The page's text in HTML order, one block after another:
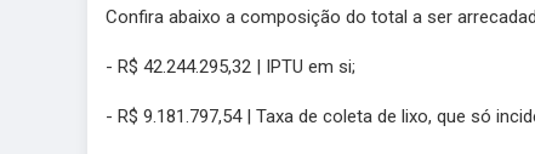
Confira abaixo a composição do total a ser
- R$ 42.244.295,32 | IPTU em si;
- R$ 9.181.797,54 | Taxa de coleta de lixo, que só